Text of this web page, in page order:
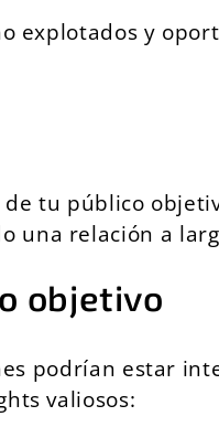
explotados y
tu público
una relación a
objetivo
podrían estar
valiosos: